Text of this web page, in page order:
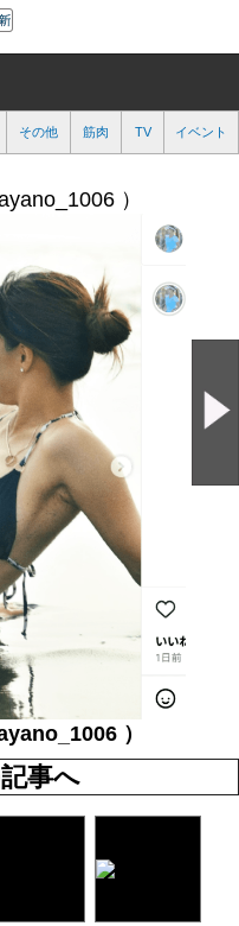
その他 筋肉 TV イベント
）
）
事へ